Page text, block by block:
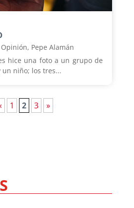
Opinión, Pepe Alamán
hice una foto a un grupo de
niño; los tres...
1 2 3 »